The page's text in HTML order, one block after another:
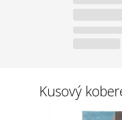
Kusový